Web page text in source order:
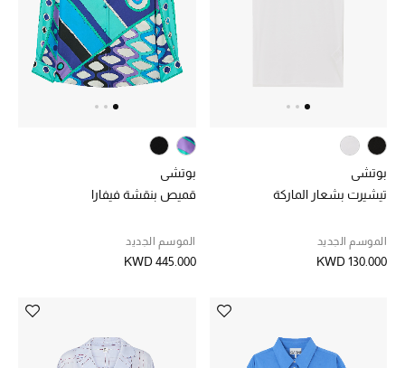
جديد لدينا
بوتشي
تيشيرت بشعار الماركة
الموسم الجديد
KWD 130.000
بوتشي
قميص بنقشة فيفارا
الموسم الجديد
KWD 445.000